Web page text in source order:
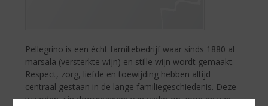
Pellegrino is een écht familiebedrijf waar sinds 1880 al
marsala (versterkte wijn) en stille wijn wordt gemaakt.
Respect, zorg, liefde en toewijding hebben altijd
centraal gestaan in de lange familiegeschiedenis. Deze
waarden zijn doorgegeven van vader op zoon en van